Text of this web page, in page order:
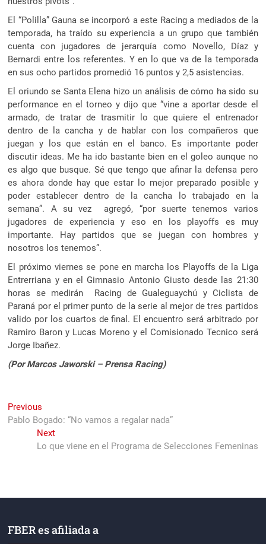
El “Polilla” Gauna se incorporó a este Racing a mediados de la
temporada, ha traído su experiencia a un grupo que también
cuenta con jugadores de jerarquía como Novello, Díaz y
Bernardi entre los referentes. Y en lo que va de la temporada
en sus ocho partidos promedió 16 puntos y 2,5 asistencias.
El oriundo se Santa Elena hizo un análisis de cómo ha sido su
performance en el torneo y dijo que “vine a aportar desde el
armado, de tratar de trasmitir lo que quiere el entrenador
dentro de la cancha y de hablar con los compañeros que
juegan y los que están en el banco. Es importante poder
discutir ideas. Me ha ido bastante bien en el goleo aunque no
es algo que busque. Sé que tengo que afinar la defensa pero
es ahora donde hay que estar lo mejor preparado posible y
poder establecer dentro de la cancha lo trabajado en la
semana”. A su vez agregó, “por suerte tenemos varios
jugadores de experiencia y eso en los playoffs es muy
importante. Hay partidos que se juegan con hombres y
nosotros los tenemos”.
El próximo viernes se pone en marcha los Playoffs de la Liga
Entrerriana y en el Gimnasio Antonio Giusto desde las 21:30
horas se medirán Racing de Gualeguaychú y Ciclista de
Paraná por el primer punto de la serie al mejor de tres partidos
valido por los cuartos de final. El encuentro será arbitrado por
Ramiro Baron y Lucas Moreno y el Comisionado Tecnico será
Jorge Ibañez.
(Por Marcos Jaworski – Prensa Racing)
Navegación
de
entradas
Previous
post:
Pablo Bogado: “No vamos a regalar nada”
NextNext
post:
Lo que viene en el Programa de Selecciones Femeninas
FBER es afiliada a